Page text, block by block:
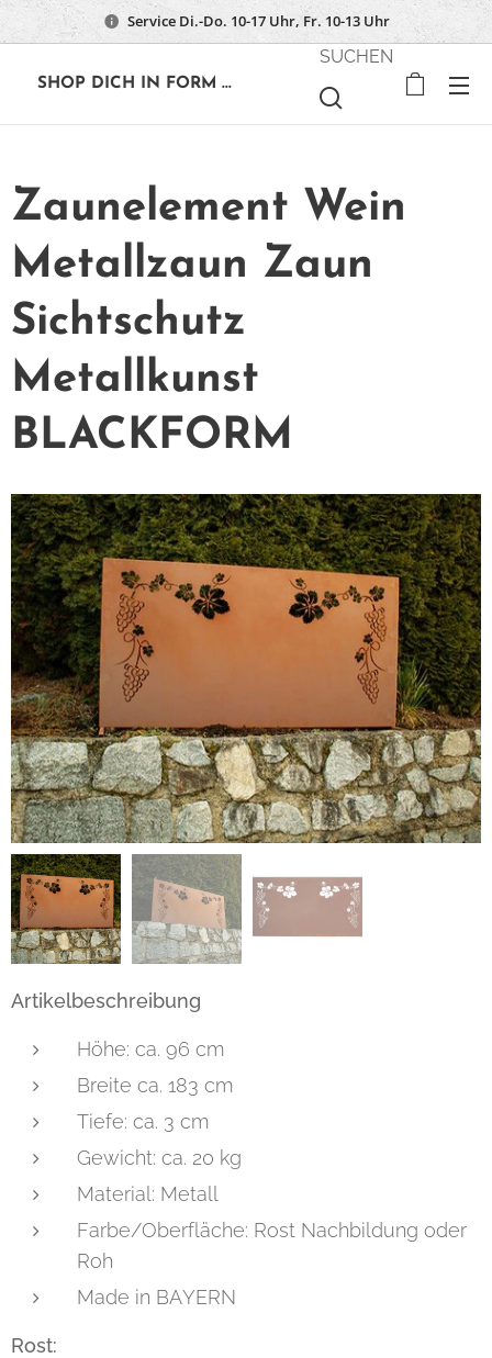
Service Di.-Do. 10-17 Uhr, Fr. 10-13 Uhr
SHOP DICH IN FORM ...
SUCHEN
Zaunelement Wein
Metallzaun Zaun
Sichtschutz
Metallkunst
BLACKFORM
Artikelbeschreibung
Höhe: ca. 96 cm
Breite ca. 183 cm
Tiefe: ca. 3 cm
Gewicht: ca. 20 kg
Material: Metall
Farbe/Oberfläche: Rost Nachbildung oder
Roh
Made in BAYERN
Rost: